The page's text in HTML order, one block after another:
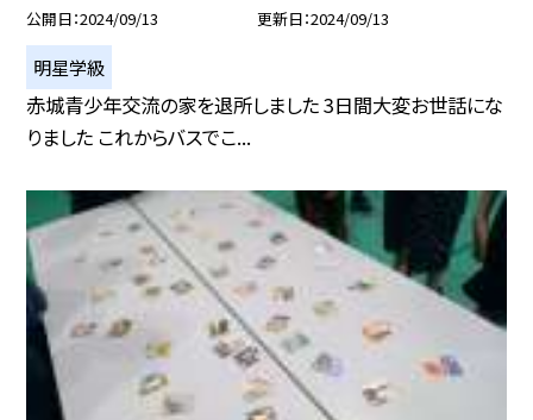
公開日 2024/09/13 更新日 2024/09/13
明星学級
赤城青少年交流の家を退所しました 3日間大変お世話にな
りました これからバスでこ...